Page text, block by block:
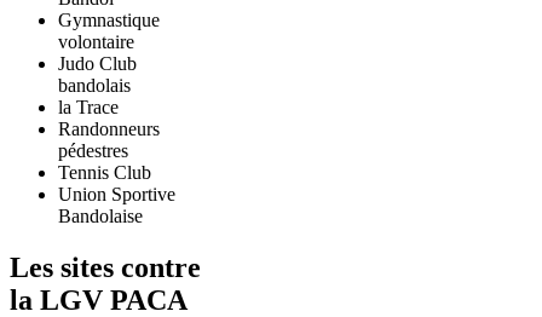
Gymnastique
volontaire
Judo Club
bandolais
la Trace
Randonneurs
pédestres
Tennis Club
Union Sportive
Bandolaise
Les sites contre
la LGV PACA